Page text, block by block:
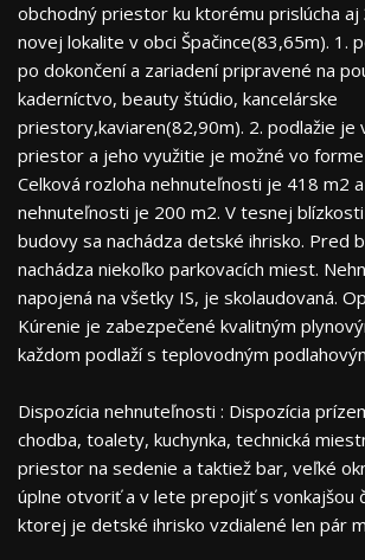
obchodný priestor ku ktorému prislúcha
novej lokalite v obci Špačince(83,65m). 1.
po dokončení a zariadení pripravené na
kaderníctvo, beauty štúdio, kancelárske
priestory,kaviaren(82,90m). 2. podlažie je
priestor a jeho využitie je možné vo
Celková rozloha nehnuteľnosti je 418 m2
nehnuteľnosti je 200 m2. V tesnej
budovy sa nachádza detské ihrisko. Pred
nachádza niekoľko parkovacích miest.
napojená na všetky IS, je skolaudovaná.
Kúrenie je zabezpečené kvalitným
každom podlaží s teplovodným
Dispozícia nehnuteľnosti : Dispozícia
chodba, toalety, kuchynka, technická
priestor na sedenie a taktiež bar, veľké
úplne otvoriť a v lete prepojiť s vonkajšou
ktorej je detské ihrisko vzdialené len pár